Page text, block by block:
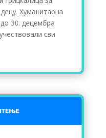
Хуманитарна
до 30. децембра
сви